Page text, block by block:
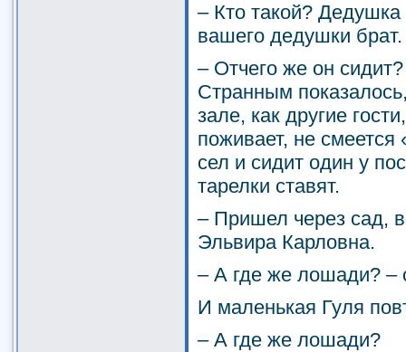
– Кто такой?
вашего дедушки брат.
– Отчего же он
Странным
зале, как другие
поживает, не смеется
сел и сидит один у
тарелки ставят.
– Пришел через сад,
Эльвира Карловна.
– А где же лошади? –
И маленькая Гуля
– А где же лошади?